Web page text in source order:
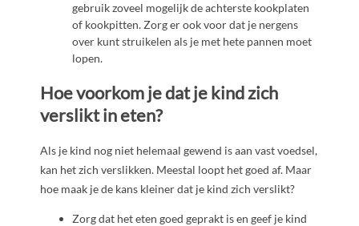
gebruik zoveel mogelijk de achterste kookplaten
of kookpitten. Zorg er ook voor dat je nergens
over kunt struikelen als je met hete pannen moet
lopen.
Hoe voorkom je dat je kind zich
verslikt in eten?
Als je kind nog niet helemaal gewend is aan vast voedsel,
kan het zich verslikken. Meestal loopt het goed af. Maar
hoe maak je de kans kleiner dat je kind zich verslikt?
Zorg dat het eten goed geprakt is en geef je kind